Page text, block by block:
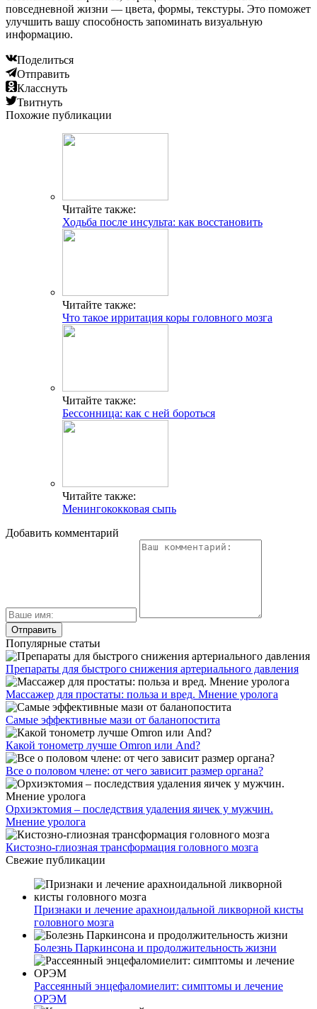
повседневной жизни — цвета, формы, текстуры. Это поможет
улучшить вашу способность запоминать визуальную
информацию.
Поделиться
Отправить
Класснуть
Твитнуть
Похожие публикации
Читайте также:
Ходьба после инсульта: как восстановить
Читайте также:
Что такое ирритация коры головного мозга
Читайте также:
Бессонница: как с ней бороться
Читайте также:
Менингококковая сыпь
Добавить комментарий
Популярные статьи
Препараты для быстрого снижения артериального давления
Массажер для простаты: польза и вред. Мнение уролога
Самые эффективные мази от баланопостита
Какой тонометр лучше Omron или And?
Все о половом члене: от чего зависит размер органа?
Орхиэктомия – последствия удаления яичек у мужчин.
Мнение уролога
Кистозно-глиозная трансформация головного мозга
Свежие публикации
Признаки и лечение арахноидальной ликворной кисты
головного мозга
Болезнь Паркинсона и продолжительность жизни
Рассеянный энцефаломиелит: симптомы и лечение
ОРЭМ